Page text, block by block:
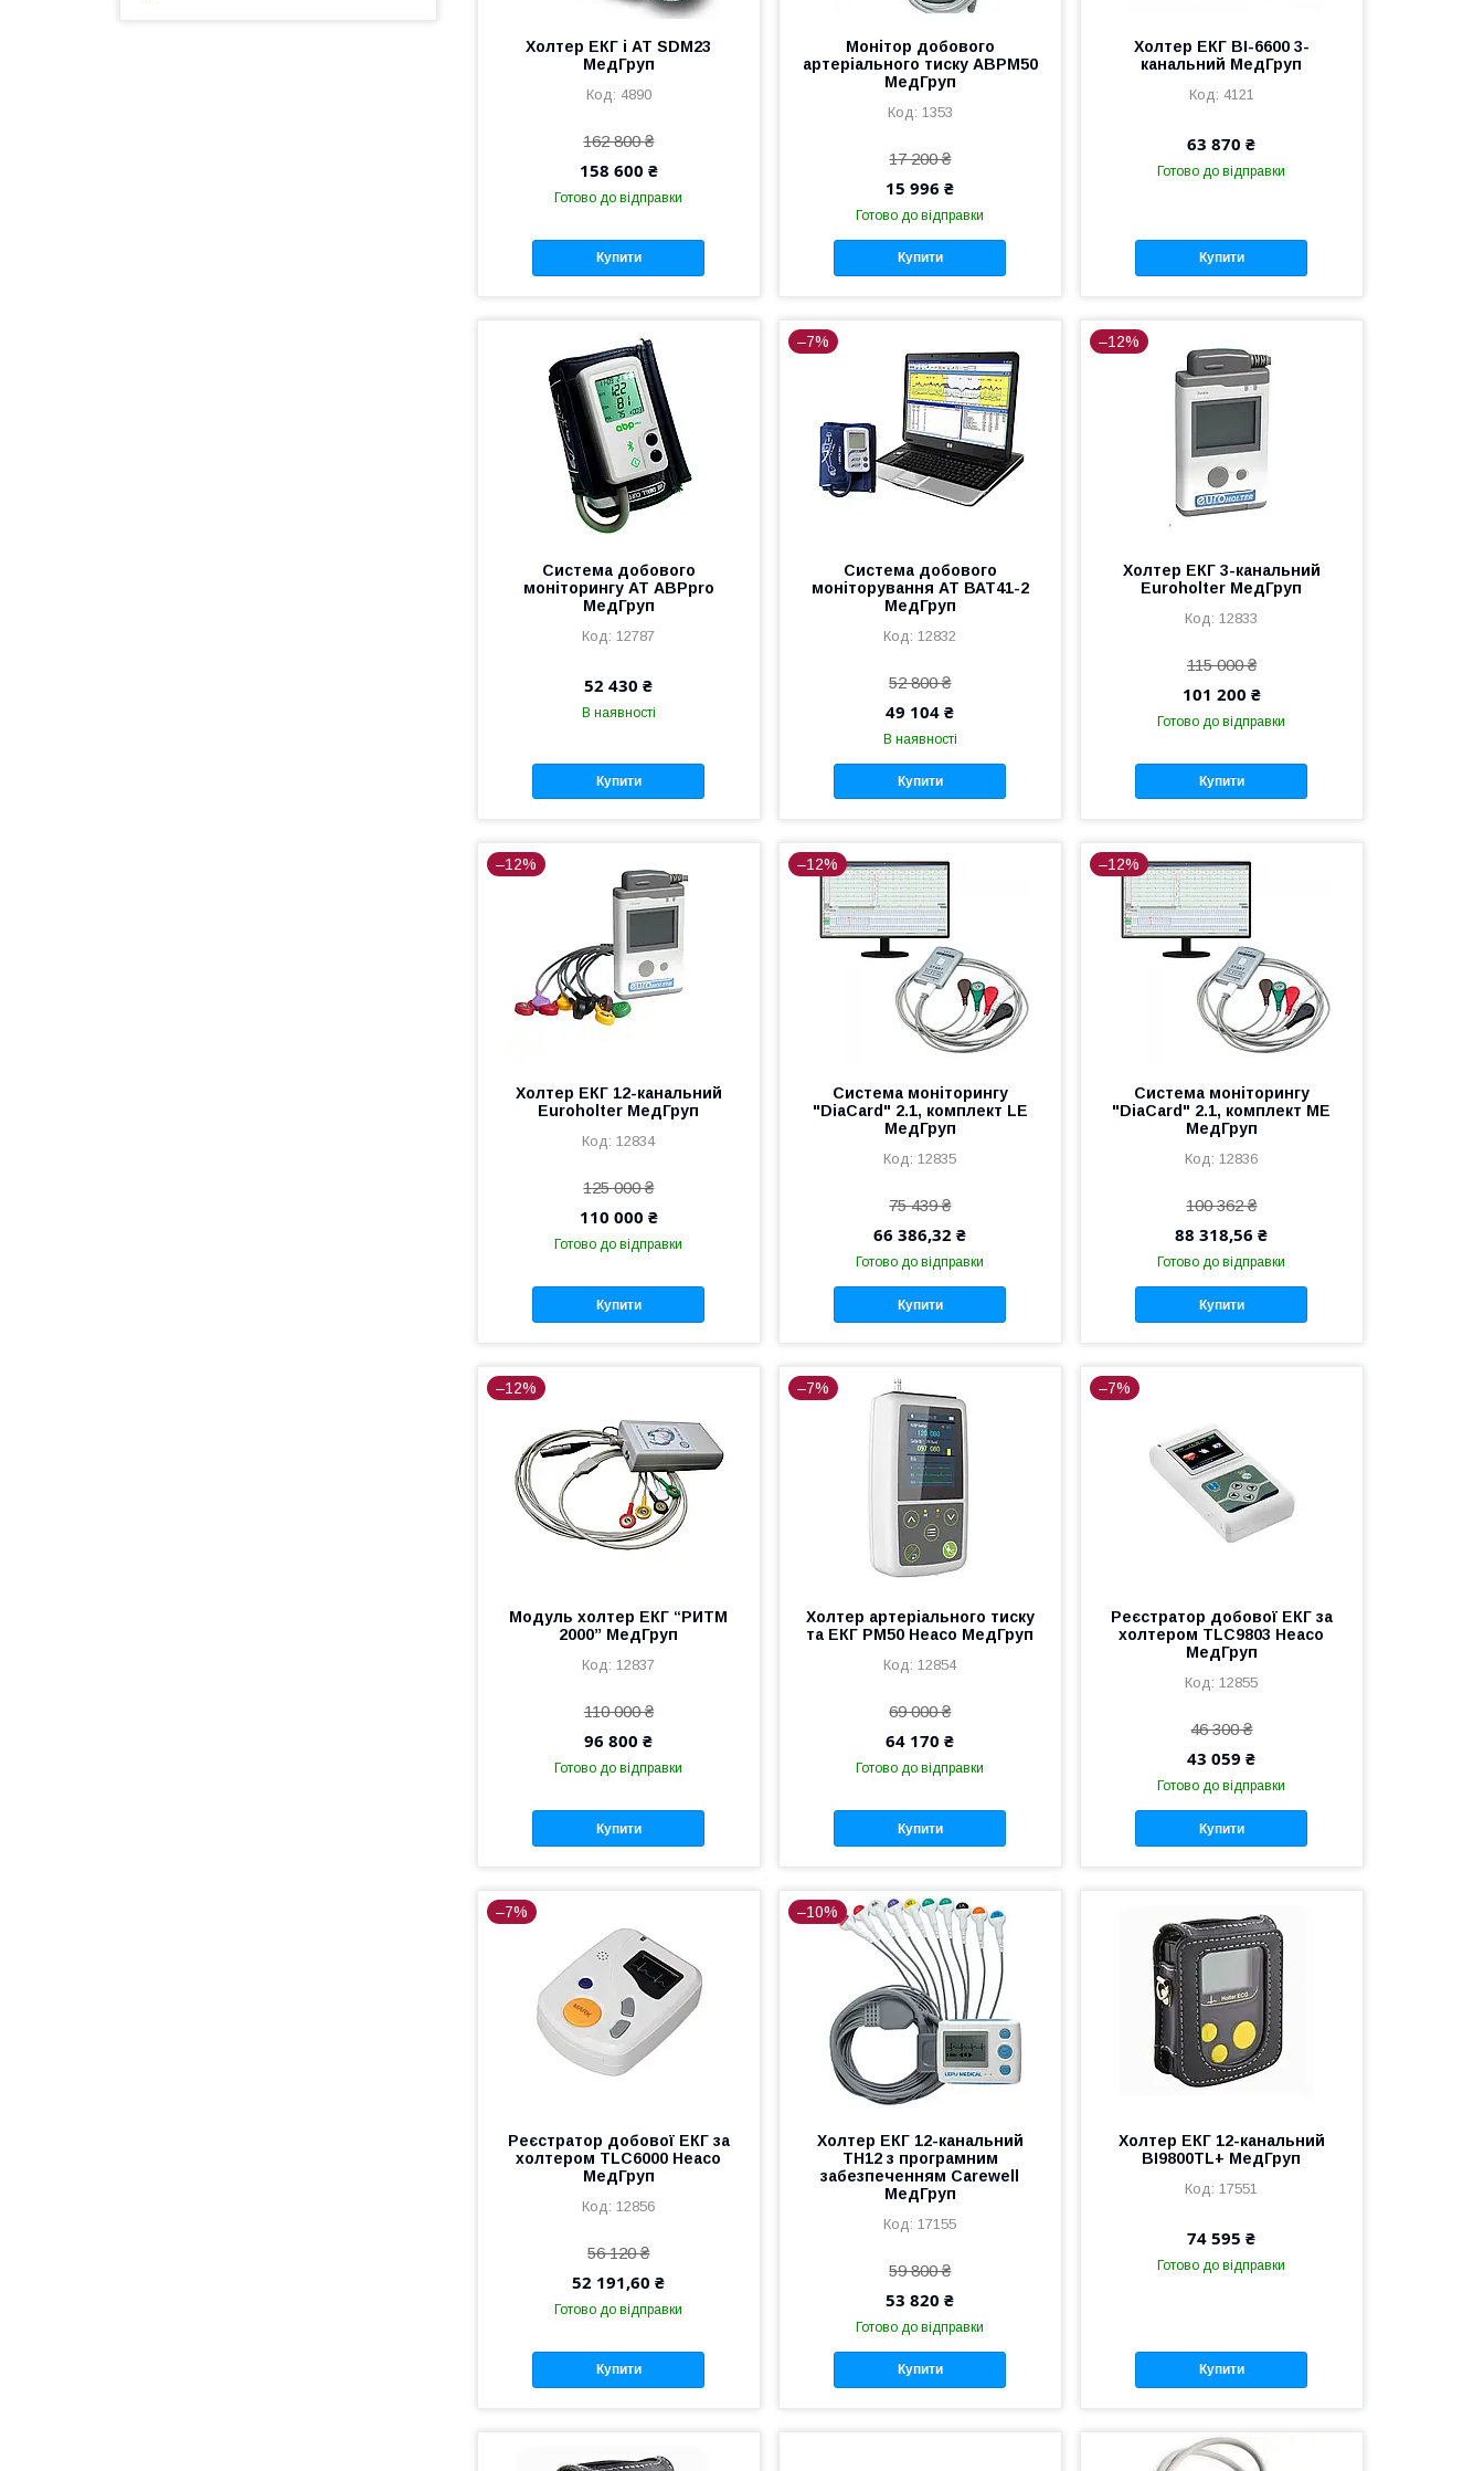
Холтер ЕКГ і АТ SDM23
МедГруп
4890
162 800 ₴
158 600 ₴
Готово до відправки
Купити
Монітор добового
артеріального тиску ABPM50
МедГруп
1353
17 200 ₴
15 996 ₴
Готово до відправки
Купити
Холтер ЕКГ BI-6600 3-
канальний МедГруп
4121
63 870 ₴
Готово до відправки
Купити
Cистема добового
моніторингу АТ ABPpro
МедГруп
12787
52 430 ₴
В наявності
Купити
–7%
Система добового
моніторування АТ ВАТ41-2
МедГруп
12832
52 800 ₴
49 104 ₴
В наявності
Купити
–12%
Холтер ЕКГ 3-канальний
Euroholter МедГруп
12833
115 000 ₴
101 200 ₴
Готово до відправки
Купити
–12%
Холтер ЕКГ 12-канальний
Euroholter МедГруп
12834
125 000 ₴
110 000 ₴
Готово до відправки
Купити
–12%
Система моніторингу
"DiaCard" 2.1, комплект LE
МедГруп
12835
75 439 ₴
66 386,32 ₴
Готово до відправки
Купити
–12%
Система моніторингу
"DiaCard" 2.1, комплект ME
МедГруп
12836
100 362 ₴
88 318,56 ₴
Готово до відправки
Купити
–12%
Модуль холтер ЕКГ “РИТМ
2000” МедГруп
12837
110 000 ₴
96 800 ₴
Готово до відправки
Купити
–7%
Холтер артеріального тиску
та ЕКГ PM50 Heaco МедГруп
12854
69 000 ₴
64 170 ₴
Готово до відправки
Купити
–7%
Реєстратор добової ЕКГ за
холтером TLC9803 Heaco
МедГруп
12855
46 300 ₴
43 059 ₴
Готово до відправки
Купити
–7%
Реєстратор добової ЕКГ за
холтером TLC6000 Heaco
МедГруп
12856
56 120 ₴
52 191,60 ₴
Готово до відправки
Купити
–10%
Холтер ЕКГ 12-канальний
TH12 з програмним
забезпеченням Carewell
МедГруп
17155
59 800 ₴
53 820 ₴
Готово до відправки
Купити
Холтер ЕКГ 12-канальний
BI9800TL+ МедГруп
17551
74 595 ₴
Готово до відправки
Купити